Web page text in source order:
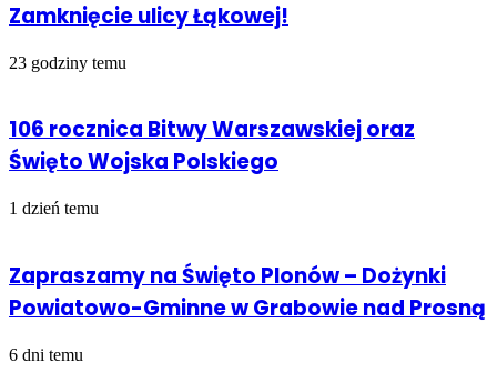
Zamknięcie ulicy Łąkowej!
23 godziny temu
106 rocznica Bitwy Warszawskiej oraz
Święto Wojska Polskiego
1 dzień temu
Zapraszamy na Święto Plonów – Dożynki
Powiatowo-Gminne w Grabowie nad Prosną
6 dni temu